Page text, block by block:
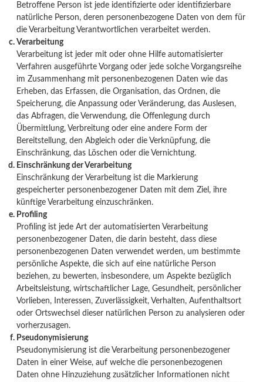
Betroffene Person ist jede identifizierte oder identifizierbare
natürliche Person, deren personenbezogene Daten von dem für
die Verarbeitung Verantwortlichen verarbeitet werden.
Verarbeitung
Verarbeitung ist jeder mit oder ohne Hilfe automatisierter
Verfahren ausgeführte Vorgang oder jede solche Vorgangsreihe
im Zusammenhang mit personenbezogenen Daten wie das
Erheben, das Erfassen, die Organisation, das Ordnen, die
Speicherung, die Anpassung oder Veränderung, das Auslesen,
das Abfragen, die Verwendung, die Offenlegung durch
Übermittlung, Verbreitung oder eine andere Form der
Bereitstellung, den Abgleich oder die Verknüpfung, die
Einschränkung, das Löschen oder die Vernichtung.​
Einschränkung der Verarbeitung
Einschränkung der Verarbeitung ist die Markierung
gespeicherter personenbezogener Daten mit dem Ziel, ihre
künftige Verarbeitung einzuschränken.
Profiling
Profiling ist jede Art der automatisierten Verarbeitung
personenbezogener Daten, die darin besteht, dass diese
personenbezogenen Daten verwendet werden, um bestimmte
persönliche Aspekte, die sich auf eine natürliche Person
beziehen, zu bewerten, insbesondere, um Aspekte bezüglich
Arbeitsleistung, wirtschaftlicher Lage, Gesundheit, persönlicher
Vorlieben, Interessen, Zuverlässigkeit, Verhalten, Aufenthaltsort
oder Ortswechsel dieser natürlichen Person zu analysieren oder
vorherzusagen.
Pseudonymisierung
Pseudonymisierung ist die Verarbeitung personenbezogener
Daten in einer Weise, auf welche die personenbezogenen
Daten ohne Hinzuziehung zusätzlicher Informationen nicht